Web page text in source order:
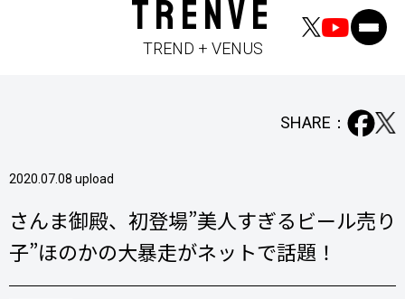
TRENVE
TREND + VENUS
2020.07.08 upload
SHARE：
さんま御殿、初登場”美人すぎるビール売り
子”ほのかの大暴走がネットで話題！